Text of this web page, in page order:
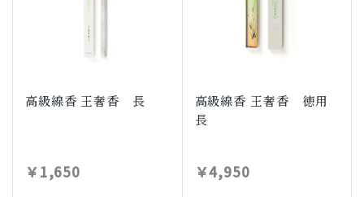
高級線香 王奢香 長
￥1,650
高級線香 王奢香 徳用
長
￥4,950